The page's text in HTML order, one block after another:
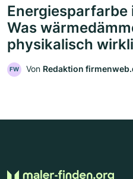
Energiesparfarbe
Was
physikalisch
FW Von Redaktion